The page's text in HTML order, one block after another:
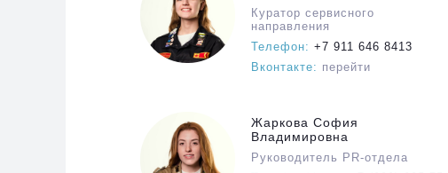
Куратор сервисного
направления
Телефон: +7 911 646 8413
Вконтакте: перейти
Жаркова София
Владимировна
Руководитель PR-отдела